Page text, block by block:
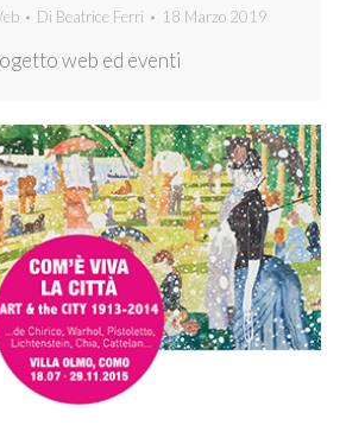
Di Beatrice Ferri 18 Marzo 2019
web ed eventi